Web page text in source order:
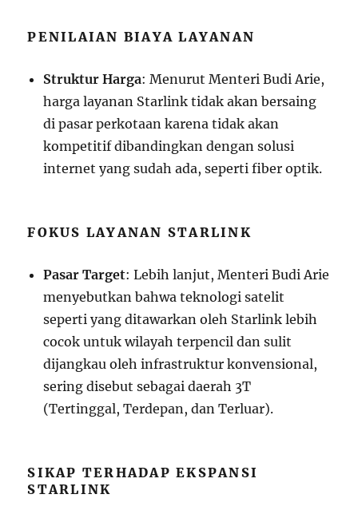
PENILAIAN BIAYA LAYANAN
Struktur Harga: Menurut Menteri Budi Arie,
harga layanan Starlink tidak akan bersaing
di pasar perkotaan karena tidak akan
kompetitif dibandingkan dengan solusi
internet yang sudah ada, seperti fiber optik.
FOKUS LAYANAN STARLINK
Pasar Target: Lebih lanjut, Menteri Budi Arie
menyebutkan bahwa teknologi satelit
seperti yang ditawarkan oleh Starlink lebih
cocok untuk wilayah terpencil dan sulit
dijangkau oleh infrastruktur konvensional,
sering disebut sebagai daerah 3T
(Tertinggal, Terdepan, dan Terluar).
SIKAP TERHADAP EKSPANSI
STARLINK